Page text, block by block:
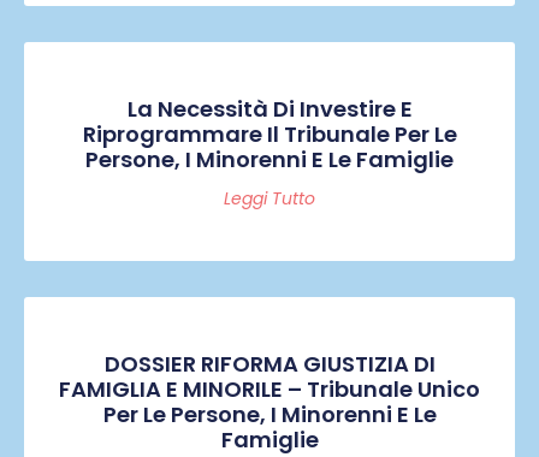
La Necessità Di Investire E
Riprogrammare Il Tribunale Per Le
Persone, I Minorenni E Le Famiglie
Leggi Tutto
DOSSIER RIFORMA GIUSTIZIA DI
FAMIGLIA E MINORILE – Tribunale Unico
Per Le Persone, I Minorenni E Le
Famiglie